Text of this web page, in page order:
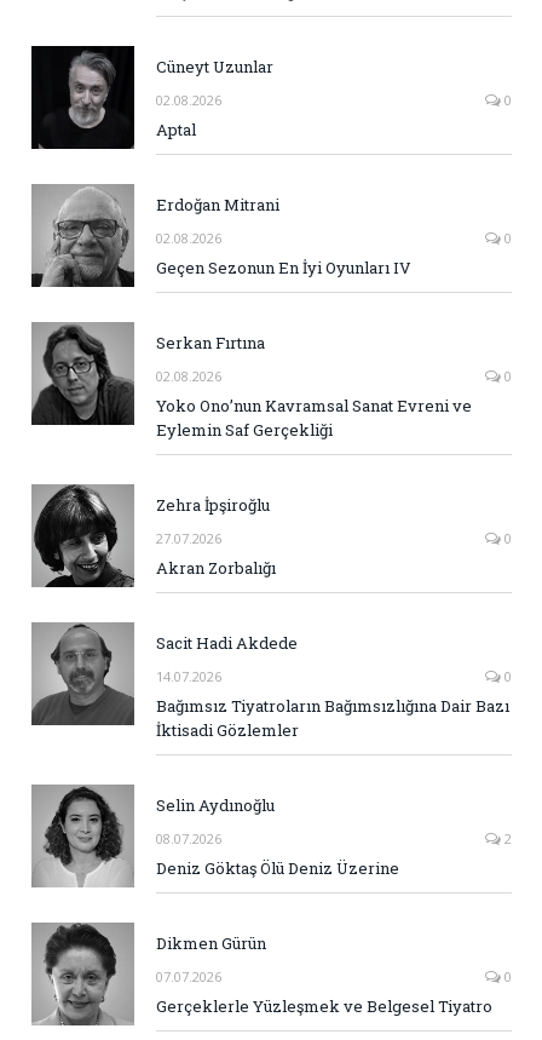
Cüneyt Uzunlar
02.08.2026 0
Aptal
Erdoğan Mitrani
02.08.2026 0
Geçen Sezonun En İyi Oyunları IV
Serkan Fırtına
02.08.2026 0
Yoko Ono’nun Kavramsal Sanat Evreni ve
Eylemin Saf Gerçekliği
Zehra İpşiroğlu
27.07.2026 0
Akran Zorbalığı
Sacit Hadi Akdede
14.07.2026 0
Bağımsız Tiyatroların Bağımsızlığına Dair Bazı
İktisadi Gözlemler
Selin Aydınoğlu
08.07.2026 2
Deniz Göktaş Ölü Deniz Üzerine
Dikmen Gürün
07.07.2026 0
Gerçeklerle Yüzleşmek ve Belgesel Tiyatro